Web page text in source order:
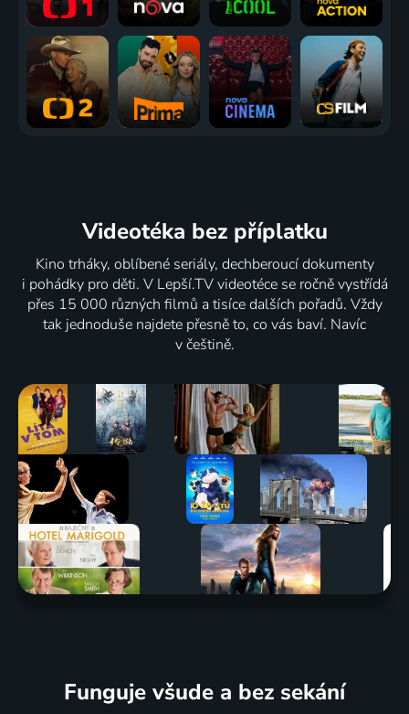
Videotéka bez příplatku
Kino trháky, oblíbené seriály, dechberoucí dokumenty
i pohádky pro děti. V Lepší.TV videotéce se ročně vystřídá
přes 15 000 různých filmů a tisíce dalších pořadů. Vždy
tak jednoduše najdete přesně to, co vás baví. Navíc
v češtině.
Funguje všude a bez sekání